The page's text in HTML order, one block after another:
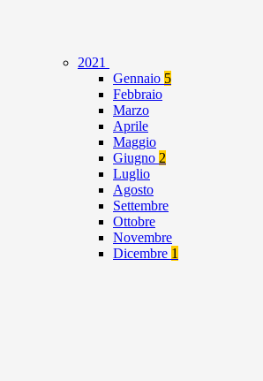
2021
Gennaio 5
Febbraio
Marzo
Aprile
Maggio
Giugno 2
Luglio
Agosto
Settembre
Ottobre
Novembre
Dicembre 1